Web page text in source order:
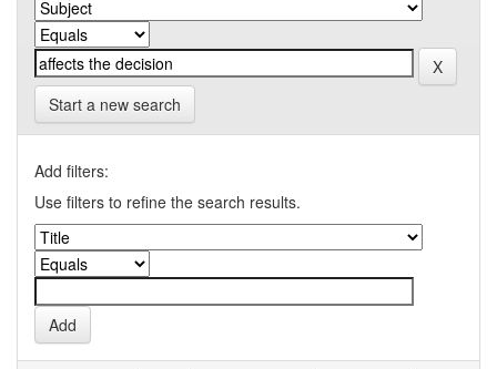
Start a new search
Add filters:
Use filters to refine the search results.